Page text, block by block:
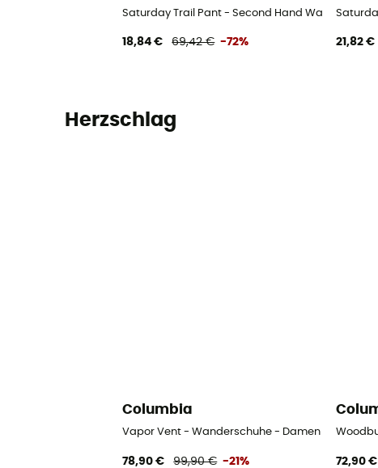
Saturday Trail Pant - Second Hand Wanderhose
18,84 € 69,42 € -72% 21,82 €
Herzschlag
Columbia
Vapor Vent - Wanderschuhe - Damen
78,90 € 99,90 € -21% 72,90 €